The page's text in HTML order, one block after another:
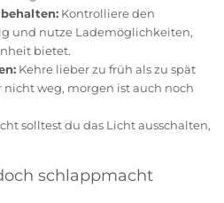
Kontrolliere den
und nutze Lademöglichkeiten,
bietet.
Kehre lieber zu früh als zu spät
weg, morgen ist auch noch
solltest du das Licht ausschalten,
schlappmacht